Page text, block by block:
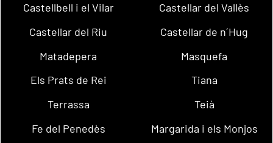
Castellbell i el Vilar
Castellar del Vallès
Castellar del Riu
Castellar de n´Hug
Matadepera
Masquefa
Els Prats de Rei
Tiana
Terrassa
Teià
Fe del Penedès
Margarida i els Monjos